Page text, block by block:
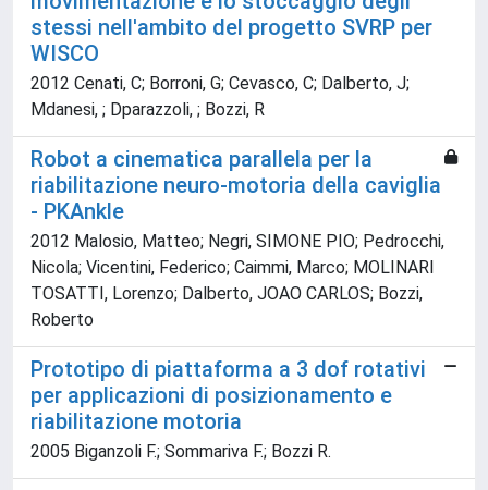
stessi nell'ambito del progetto SVRP per
WISCO
2012 Cenati, C; Borroni, G; Cevasco, C; Dalberto, J;
Mdanesi, ; Dparazzoli, ; Bozzi, R
Robot a cinematica parallela per la
riabilitazione neuro-motoria della caviglia
- PKAnkle
2012 Malosio, Matteo; Negri, SIMONE PIO; Pedrocchi,
Nicola; Vicentini, Federico; Caimmi, Marco; MOLINARI
TOSATTI, Lorenzo; Dalberto, JOAO CARLOS; Bozzi,
Roberto
Prototipo di piattaforma a 3 dof rotativi
per applicazioni di posizionamento e
riabilitazione motoria
2005 Biganzoli F.; Sommariva F.; Bozzi R.